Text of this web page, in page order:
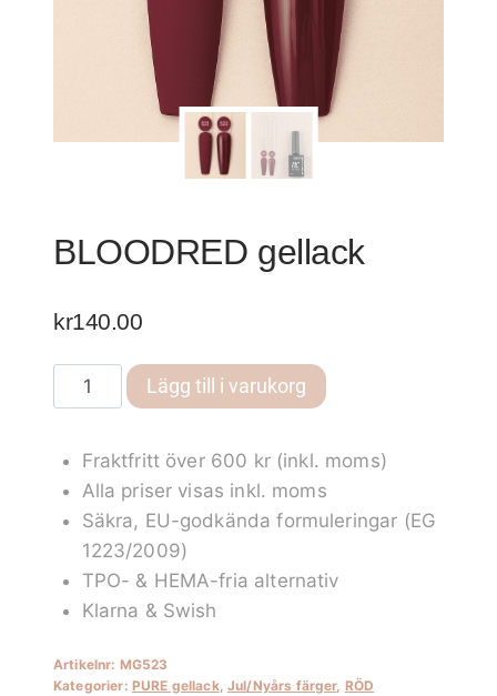
BLOODRED gellack
kr140.00
BLOODRED
gellack
Lägg till i varukorg
Fraktfritt över 600 kr (inkl. moms)
Alla priser visas inkl. moms
Säkra, EU-godkända formuleringar (EG
1223/2009)
TPO- & HEMA-fria alternativ
Klarna & Swish
Artikelnr: MG523
Kategorier: PURE gellack, Jul/Nyårs färger, RÖD